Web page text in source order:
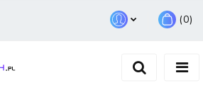
Zarejestruj się
(0)